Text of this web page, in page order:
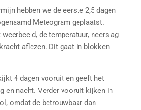
hebben we de eerste 2,5 dagen
Meteogram geplaatst.
de temperatuur, neerslag
aflezen. Dit gaat in blokken
4 dagen vooruit en geeft het
en nacht. Verder vooruit kijken in
omdat de betrouwbaar dan